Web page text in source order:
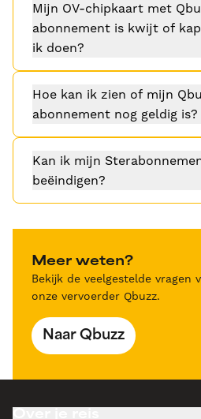
Mijn OV-chipkaart met
abonnement is kwijt of
ik doen?
Hoe kan ik zien of mijn
abonnement nog geldig is?
Kan ik mijn
beëindigen?
Meer weten?
Bekijk de veelgestelde vragen
onze vervoerder Qbuzz.
Naar Qbuzz